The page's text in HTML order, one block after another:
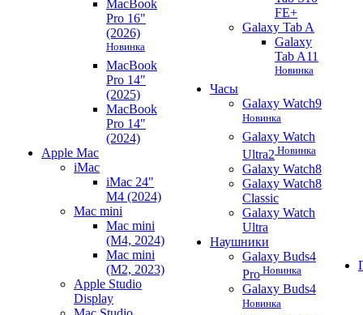
MacBook
Pro 16"
(2026)
Новинка
MacBook
Pro 14"
(2025)
MacBook
Pro 14"
(2024)
Apple Mac
iMac
iMac 24"
M4 (2024)
Mac mini
Mac mini
(M4, 2024)
Mac mini
(M2, 2023)
Apple Studio
Display
FE+
Galaxy Tab A
Galaxy
Tab A11
Новинка
Часы
Galaxy Watch9
Новинка
Galaxy Watch
Ultra2 Новинка
Galaxy Watch8
Galaxy Watch8
Classic
Galaxy Watch
Ultra
Наушники
Galaxy Buds4
Pro Новинка
Galaxy Buds4
Новинка